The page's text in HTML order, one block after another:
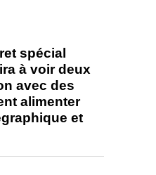
spécial
à voir deux
avec des
alimenter
et